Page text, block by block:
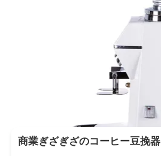
商業ぎざぎざのコーヒー豆挽器